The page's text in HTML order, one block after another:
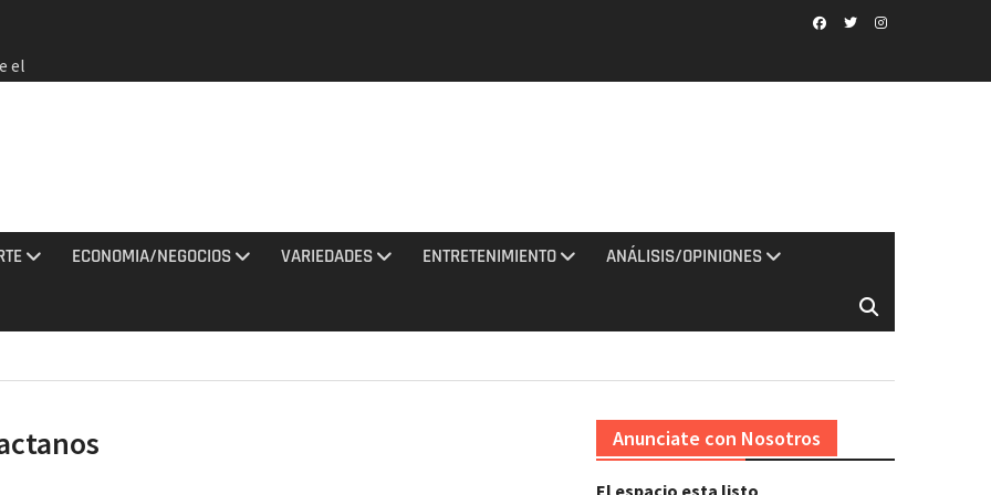
e
que
ECONOMIA/NEGOCIOS VARIEDADES ENTRETENIMIENTO ANÁLISIS/OPINIONES
Anunciate con Nosotros
El espacio esta listo